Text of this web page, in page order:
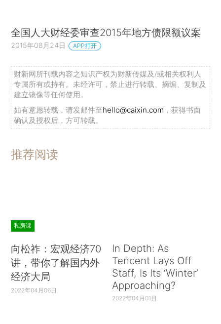
全国人大财经委审查2015年地方债限额议案
2015年08月24日 APP打开
财新网所刊载内容之知识产权为财新传媒及/或相关权利人
专属所有或持有。未经许可，禁止进行转载、摘编、复制及
建立镜像等任何使用。
如有意愿转载，请发邮件至hello@caixin.com ，获得书面
确认及授权后，方可转载。
推荐阅读
私房课
向松祚：宏观经济70
讲，带你了解国内外
经济大局
2022年04月06日
In Depth: As
Tencent Lays Off
Staff, Is Its ‘Winter’
Approaching?
2022年04月01日